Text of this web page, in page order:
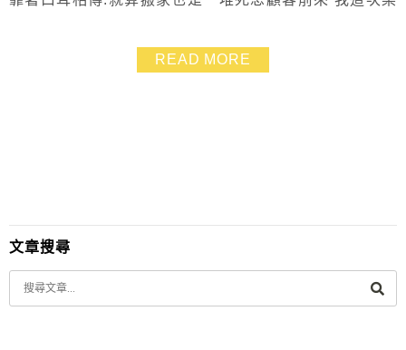
幾個禮拜之後顏色有比較淡一些.不過目前髮色維持的不
錯.髮尾看起來也比較健康 ^++++^ 話說.最近總流行這樣
READ MORE
文章搜尋